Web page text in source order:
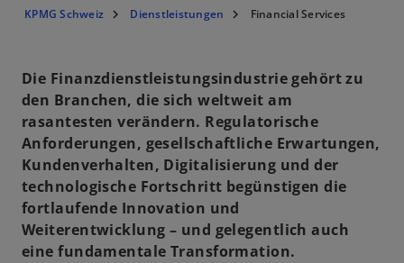
KPMG Schweiz Dienstleistungen Financial Services
Die Finanzdienstleistungsindustrie gehört zu
den Branchen, die sich weltweit am
rasantesten verändern. Regulatorische
Anforderungen, gesellschaftliche Erwartungen,
Kundenverhalten, Digitalisierung und der
technologische Fortschritt begünstigen die
fortlaufende Innovation und
Weiterentwicklung – und gelegentlich auch
eine fundamentale Transformation.